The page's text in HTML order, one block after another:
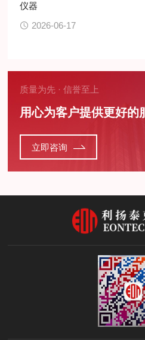
仪器
2026-06-17
质量为先 · 信誉至上
用心为客户提供更好的
立即咨询